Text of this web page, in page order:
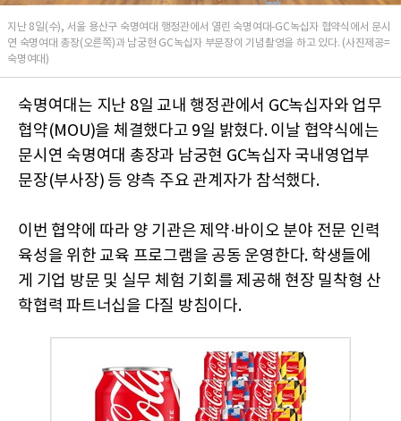
지난 8일(수), 서울 용산구 숙명여대 행정관에서 열린 숙명여대-GC녹십자 협약식에서 문시
연 숙명여대 총장(오른쪽)과 남궁현 GC녹십자 부문장이 기념촬영을 하고 있다. (사진제공=
숙명여대)
숙명여대는 지난 8일 교내 행정관에서 GC녹십자와 업무
협약(MOU)을 체결했다고 9일 밝혔다. 이날 협약식에는
문시연 숙명여대 총장과 남궁현 GC녹십자 국내영업부
문장(부사장) 등 양측 주요 관계자가 참석했다.
이번 협약에 따라 양 기관은 제약·바이오 분야 전문 인력
육성을 위한 교육 프로그램을 공동 운영한다. 학생들에
게 기업 방문 및 실무 체험 기회를 제공해 현장 밀착형 산
학협력 파트너십을 다질 방침이다.